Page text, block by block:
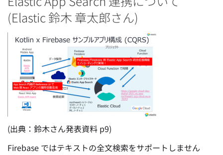
(Elastic 鈴木 章太郎さん)
(出典：鈴木さん発表資料 p9)
Firebase ではテキストの全文検索をサポートしません